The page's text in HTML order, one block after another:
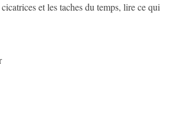
et les taches du temps, lire ce qui